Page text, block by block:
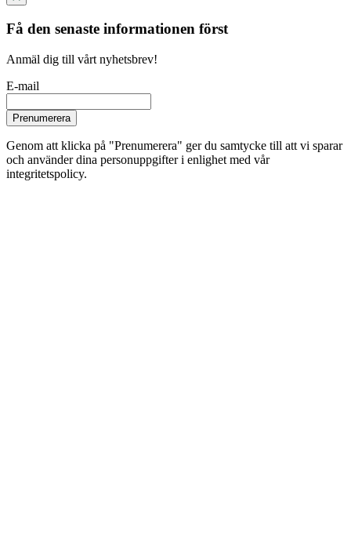
Få den senaste informationen först
Anmäl dig till vårt nyhetsbrev!
E-mail
Prenumerera
Genom att klicka på "Prenumerera" ger du samtycke till att vi sparar
och använder dina personuppgifter i enlighet med vår
integritetspolicy.